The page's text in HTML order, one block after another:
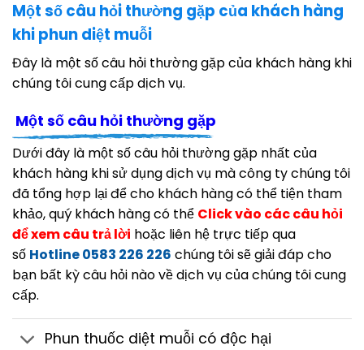
Một số câu hỏi thường gặp của khách hàng
khi phun diệt muỗi
Đây là một số câu hỏi thường gặp của khách hàng khi
chúng tôi cung cấp dịch vụ.
Một số câu hỏi thường gặp
Dưới đây là một số câu hỏi thường gặp nhất của
khách hàng khi sử dụng dịch vụ mà công ty chúng tôi
đã tổng hợp lại để cho khách hàng có thể tiện tham
khảo, quý khách hàng có thể Click vào các câu hỏi
để xem câu trả lời hoặc liên hệ trực tiếp qua
số Hotline 0583 226 226 chúng tôi sẽ giải đáp cho
bạn bất kỳ câu hỏi nào về dịch vụ của chúng tôi cung
cấp.
Phun thuốc diệt muỗi có độc hại